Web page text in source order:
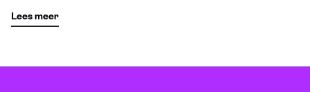
Lees meer